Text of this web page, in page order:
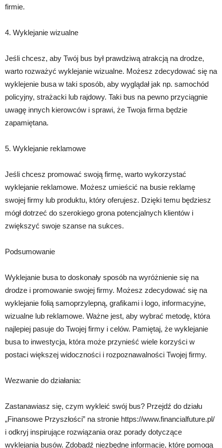
firmie.
4. Wyklejanie wizualne
Jeśli chcesz, aby Twój bus był prawdziwą atrakcją na drodze,
warto rozważyć wyklejanie wizualne. Możesz zdecydować się na
wyklejenie busa w taki sposób, aby wyglądał jak np. samochód
policyjny, strażacki lub rajdowy. Taki bus na pewno przyciągnie
uwagę innych kierowców i sprawi, że Twoja firma będzie
zapamiętana.
5. Wyklejanie reklamowe
Jeśli chcesz promować swoją firmę, warto wykorzystać
wyklejanie reklamowe. Możesz umieścić na busie reklamę
swojej firmy lub produktu, który oferujesz. Dzięki temu będziesz
mógł dotrzeć do szerokiego grona potencjalnych klientów i
zwiększyć swoje szanse na sukces.
Podsumowanie
Wyklejanie busa to doskonały sposób na wyróżnienie się na
drodze i promowanie swojej firmy. Możesz zdecydować się na
wyklejanie folią samoprzylepną, grafikami i logo, informacyjne,
wizualne lub reklamowe. Ważne jest, aby wybrać metodę, która
najlepiej pasuje do Twojej firmy i celów. Pamiętaj, że wyklejanie
busa to inwestycja, która może przynieść wiele korzyści w
postaci większej widoczności i rozpoznawalności Twojej firmy.
Wezwanie do działania:
Zastanawiasz się, czym wykleić swój bus? Przejdź do działu
„Finansowe Przyszłości” na stronie https://www.financialfuture.pl/
i odkryj inspirujące rozwiązania oraz porady dotyczące
wyklejania busów. Zdobądź niezbędne informacje, które pomogą